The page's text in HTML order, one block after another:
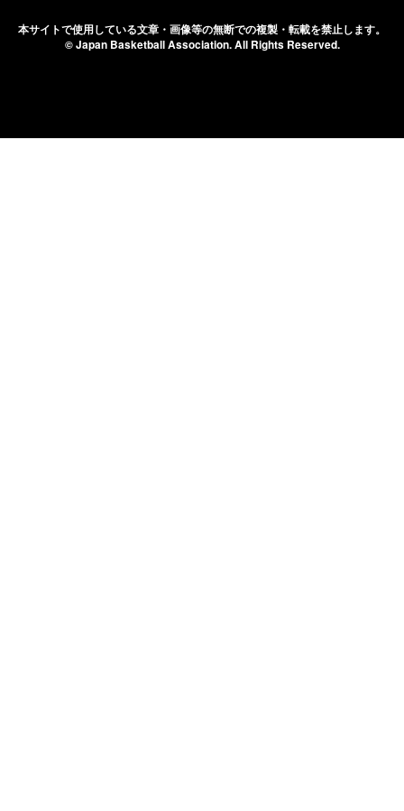
本サイトで使用している文章・画像等の無断での複製・転載を禁止します。
© Japan Basketball Association.All Rights Reserved.